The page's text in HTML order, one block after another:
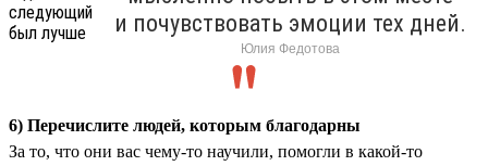
и почувствовать эмоции тех дней.
Юлия Федотова
6) Перечислите людей, которым благодарны
За то, что они вас чему-то научили, помогли в какой-то